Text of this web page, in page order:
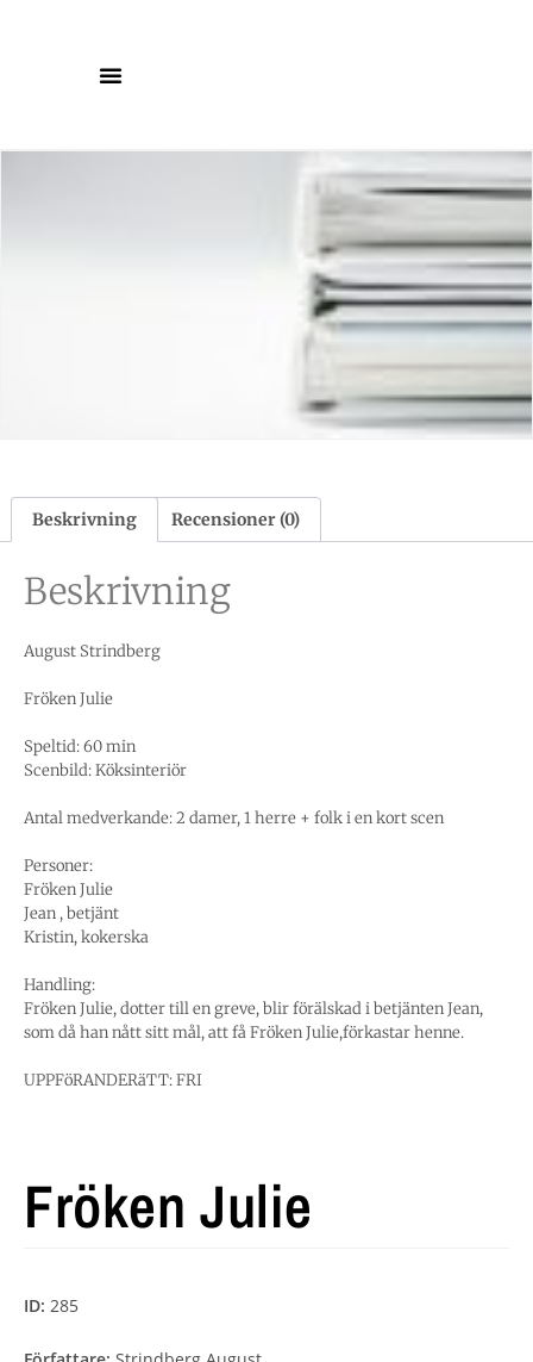
Beskrivning Recensioner (0)
Beskrivning
August Strindberg
Fröken Julie
Speltid: 60 min
Scenbild: Köksinteriör
Antal medverkande: 2 damer, 1 herre + folk i en kort scen
Personer:
Fröken Julie
Jean , betjänt
Kristin, kokerska
Handling:
Fröken Julie, dotter till en greve, blir förälskad i betjänten Jean,
som då han nått sitt mål, att få Fröken Julie,förkastar henne.
UPPFöRANDERäTT: FRI
Fröken Julie
ID: 285